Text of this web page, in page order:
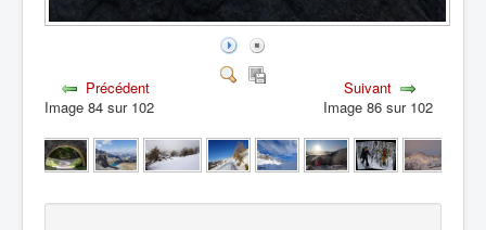
Précédent
Image 84 sur 102
Suivant
Image 86 sur 102